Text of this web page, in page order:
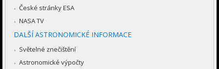
České stránky ESA
NASA TV
DALŠÍ ASTRONOMICKÉ INFORMACE
Světelné znečištění
Astronomické výpočty